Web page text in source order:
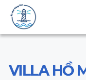
VILLA HỒ